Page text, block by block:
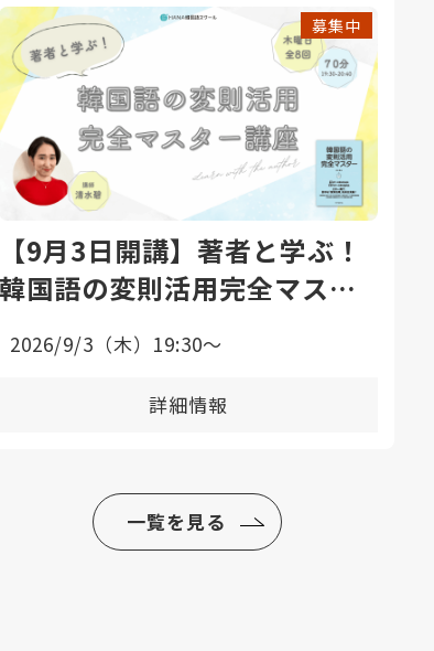
募集中
【9月3日開講】著者と学ぶ！
韓国語の変則活用完全マスタ
2026/9/3（木）19:30〜
詳細情報
一覧を見る